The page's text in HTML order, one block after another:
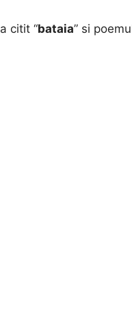
a citit “bataia” si